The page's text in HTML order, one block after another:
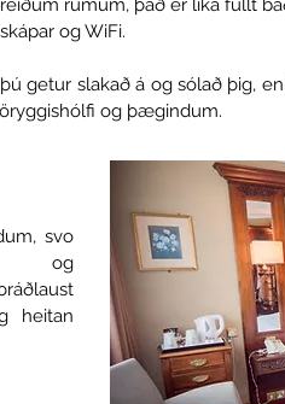
rúmum, það er líka fullt
og WiFi.
getur slakað á og sólað þig,
og þægindum.
svo
og
heitan